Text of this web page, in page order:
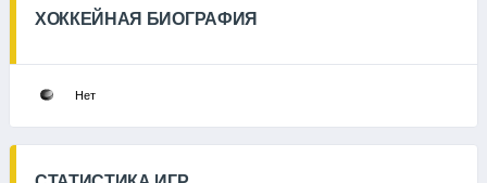
ХОККЕЙНАЯ БИОГРАФИЯ
Нет